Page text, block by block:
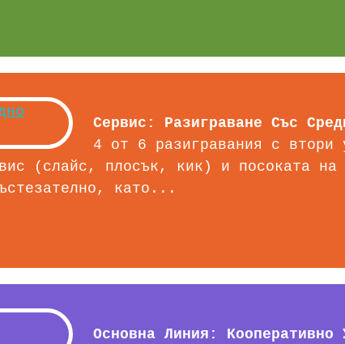
Сервис: Разиграване Със
4 от 6 разигравания с втори
(слайс, плосък, кик) и посоката на
като...
Основна Линия: Кооперативно